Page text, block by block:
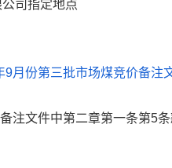
司指定地点
月份第三批市场煤竞价备注
注文件中第二章第一条第5